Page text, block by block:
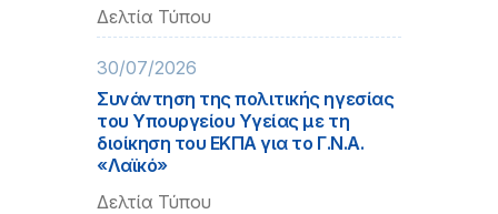
Δελτία Τύπου
30/07/2026
Συνάντηση της πολιτικής ηγεσίας
του Υπουργείου Υγείας με τη
διοίκηση του ΕΚΠΑ για το Γ.Ν.Α.
«Λαϊκό»
Δελτία Τύπου